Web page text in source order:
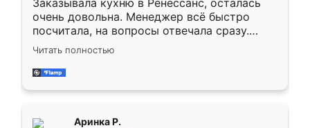
Заказывала кухню в Ренессанс, осталась
очень довольна. Менеджер всё быстро
посчитала, на вопросы отвечала сразу.
Замерщик приехал в субботу, подошёл к
делу со всей ответственностью. Собрали
за день, ребята работали аккуратно, даже
Читать полностью
Аринка Р.